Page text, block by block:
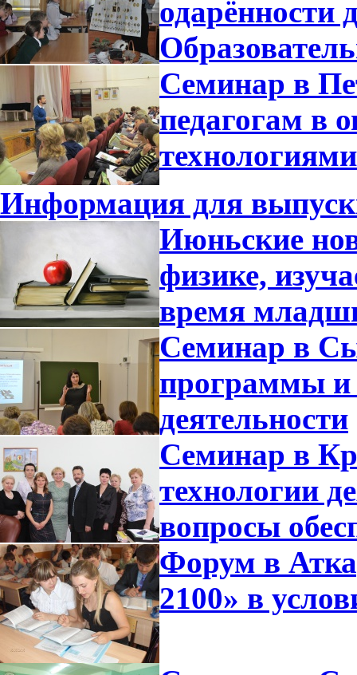
одарённости
Семинар в
педагогам в
Информация для
Июньские
физике,
время
Семинар в
программы и
деятельности
Семинар в
технологии
вопросы
Форум в
2100» в